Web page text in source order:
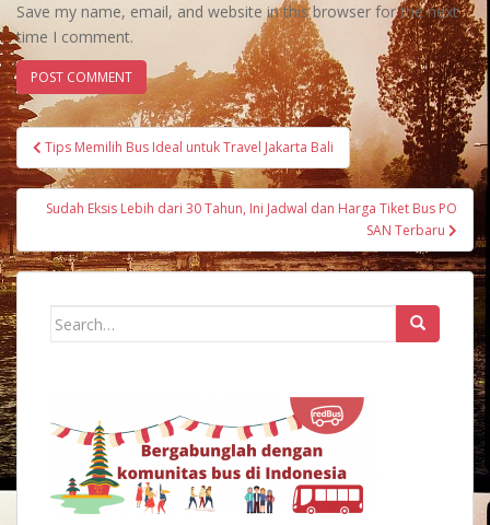
Save my name, email, and website in this browser for the next
time I comment.
Post
navigation
Tips Memilih Bus Ideal untuk Travel Jakarta Bali
Sudah Eksis Lebih dari 30 Tahun, Ini Jadwal dan Harga Tiket Bus PO
SAN Terbaru
Search